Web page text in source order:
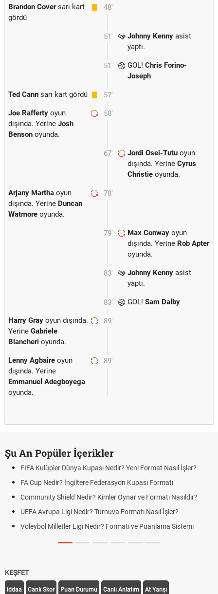
48'
Brandon Coversarı kart
gördü
51' Johnny Kenny asist
yaptı.
51' GOL! Chris Forino-
Joseph
57'
Ted Cann sarı kart gördü
58'
Joe Rafferty oyun
dışında. Yerine Josh
Benson oyunda.
67' Jordi Osei-Tutu oyun
dışında. Yerine Cyrus
Christie oyunda.
78'
Arjany Martha oyun
dışında. Yerine Duncan
Watmore oyunda.
79' Max Conway oyun
dışında. Yerine Rob Apter
oyunda.
83' Johnny Kenny asist
yaptı.
83' GOL! Sam Dalby
89'
Harry Gray oyun dışında.
Yerine Gabriele
Biancheri oyunda.
89'
Lenny Agbaire oyun
dışında. Yerine
Emmanuel Adegboyega
oyunda.
Şu An Popüler İçerikler
FIFA Kulüpler Dünya Kupası Nedir? Yeni Format Nasıl İşler?
FA Cup Nedir? İngiltere Federasyon Kupası Formatı
Community Shield Nedir? Kimler Oynar ve Formatı Nasıldır?
UEFA Avrupa Ligi Nedir? Turnuva Formatı Nasıl İşler?
Voleybol Milletler Ligi Nedir? Formatı ve Puanlama Sistemi
KEŞFET
iddaa Canlı Skor Puan Durumu Canlı Anlatım At Yarışı